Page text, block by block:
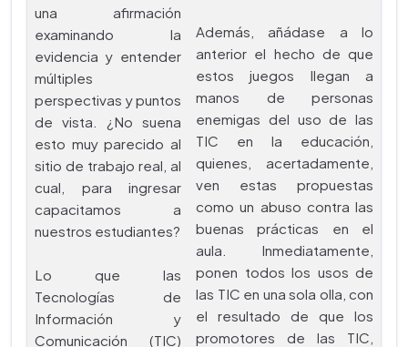
una afirmación
examinando la
evidencia y entender
múltiples
perspectivas y puntos
de vista. ¿No suena
esto muy parecido al
sitio de trabajo real, al
cual, para ingresar
capacitamos a
nuestros estudiantes?
Lo que las
Tecnologías de
Información y
Comunicación (TIC)
Además, añádase a lo
anterior el hecho de que
estos juegos llegan a
manos de personas
enemigas del uso de las
TIC en la educación,
quienes, acertadamente,
ven estas propuestas
como un abuso contra las
buenas prácticas en el
aula. Inmediatamente,
ponen todos los usos de
las TIC en una sola olla, con
el resultado de que los
promotores de las TIC,